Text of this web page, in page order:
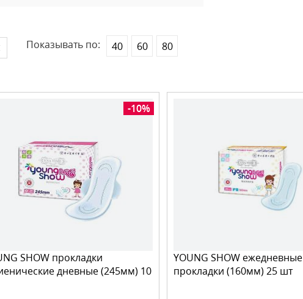
Показывать по: 40 60 80
-10%
SHOW прокладки
дневные (245мм) 10
YOUNG SHOW ежедневные
прокладки (160мм) 25 шт